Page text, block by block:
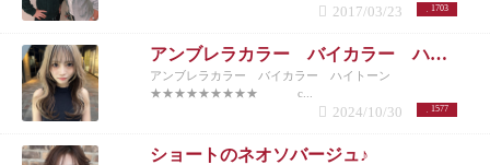
1703
2017/03/23
アンブレラカラー バイカラー ハイトーン
アンブレラカラー バイカラー ハイトーン
★★★★★★★★★ c...
1577
2024/10/30
ショートのネオソバージュ♪